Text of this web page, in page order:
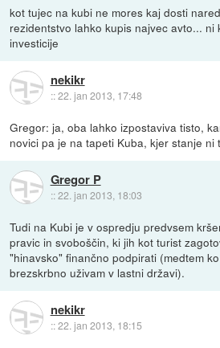
kot tujec na kubi ne mores kaj dosti
rezidentstvo lahko kupis najvec avto... ni
investicije
nekikr
::22. jan 2013, 17:48
Gregor: ja, oba lahko izpostaviva tisto,
novici pa je na tapeti Kuba, kjer stanje ni
Gregor P
::22. jan 2013, 18:03
Tudi na Kubi je v ospredju predvsem
pravic in svoboščin, ki jih kot turist
"hinavsko" finančno podpirati (medtem
brezskrbno uživam v lastni državi).
nekikr
::22. jan 2013, 18:15